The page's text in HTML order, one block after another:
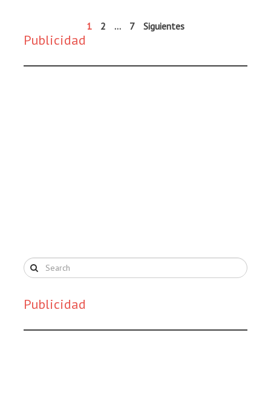
1 2 … 7 Siguientes
Publicidad
Publicidad